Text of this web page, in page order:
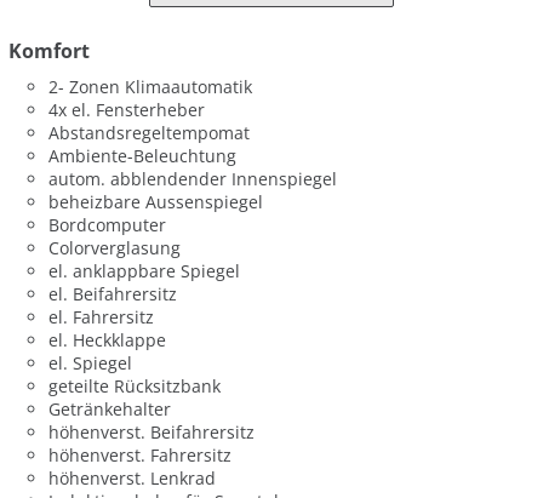
Komfort
2- Zonen Klimaautomatik
4x el. Fensterheber
Abstandsregeltempomat
Ambiente-Beleuchtung
autom. abblendender Innenspiegel
beheizbare Aussenspiegel
Bordcomputer
Colorverglasung
el. anklappbare Spiegel
el. Beifahrersitz
el. Fahrersitz
el. Heckklappe
el. Spiegel
geteilte Rücksitzbank
Getränkehalter
höhenverst. Beifahrersitz
höhenverst. Fahrersitz
höhenverst. Lenkrad